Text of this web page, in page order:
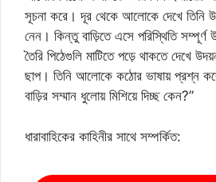
সূচনা করে। দূর থেকে আলোকে দেখে তিনি
নেন। কিন্তু বাড়িতে এসে পরিস্থিতি সম্পূর্ণ
তৈরি পিঠেগুলি মাটিতে পড়ে থাকতে দেখে
ছাপ। তিনি আলোকে কঠোর ভাষায় প্রশ্ন
বাড়ির সম্মান ধুলোয় মিশিয়ে দিচ্ছ কেন?”
ধারাবাহিকের কাহিনীর সাথে সম্পর্কিত: